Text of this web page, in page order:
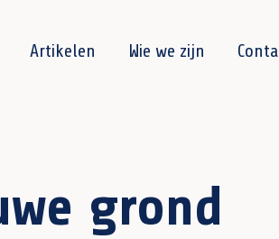
Artikelen Wie we zijn
grond